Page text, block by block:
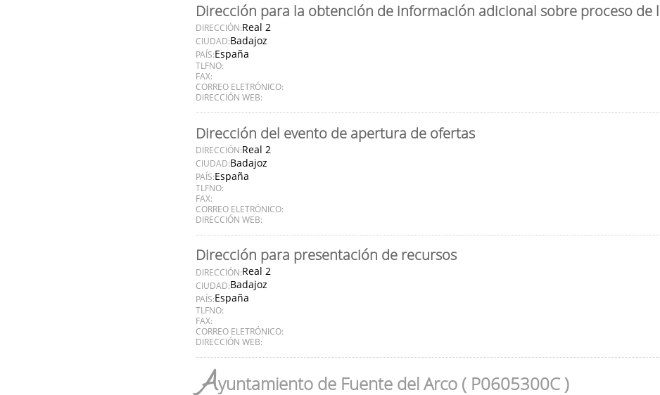
Dirección para la obtención de información adicional sobre proceso de
DIRECCIÓN:Real 2
CIUDAD:Badajoz
PAÍS:España
TLFNO:
FAX:
CORREO ELETRÓNICO:
DIRECCIÓN WEB:
Dirección del evento de apertura de ofertas
DIRECCIÓN:Real 2
CIUDAD:Badajoz
PAÍS:España
TLFNO:
FAX:
CORREO ELETRÓNICO:
DIRECCIÓN WEB:
Dirección para presentación de recursos
DIRECCIÓN:Real 2
CIUDAD:Badajoz
PAÍS:España
TLFNO:
FAX:
CORREO ELETRÓNICO:
DIRECCIÓN WEB:
Ayuntamiento de Fuente del Arco ( P0605300C )